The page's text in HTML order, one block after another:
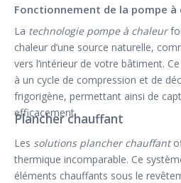
Fonctionnement de la pompe à
La technologie pompe à chaleur
chaleur d’une source naturelle,
vers l’intérieur de votre bâtiment.
à un cycle de compression et de
frigorigène, permettant ainsi de
efficacement.
Plancher chauffant
Les solutions plancher chauffant
thermique incomparable. Ce
éléments chauffants sous le